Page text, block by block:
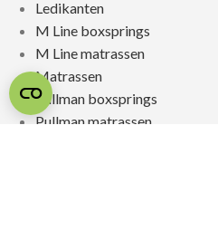
Ledikanten
M Line boxsprings
M Line matrassen
Matrassen
Pullman boxsprings
Pullman matrassen